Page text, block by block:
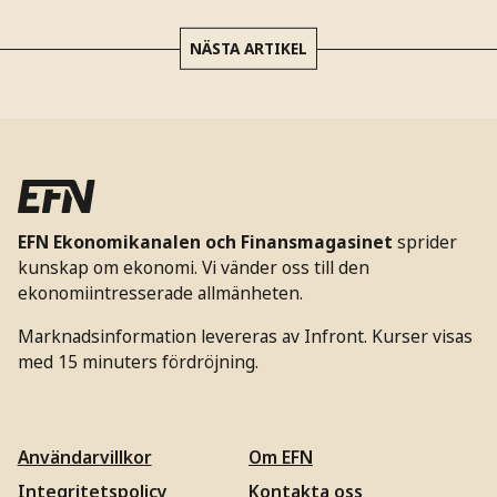
NÄSTA ARTIKEL
EFN Ekonomikanalen och Finansmagasinet sprider
kunskap om ekonomi. Vi vänder oss till den
ekonomiintresserade allmänheten.
Marknadsinformation levereras av Infront. Kurser visas
med 15 minuters fördröjning.
Användarvillkor
Integritetspolicy
Om EFN
Kontakta oss